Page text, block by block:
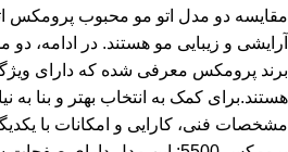
مقایسه دو مدل اتو مو محبوب پرومکس
آرایشی و زیبایی مو هستند. در ادامه،
برند پرومکس معرفی شده که دارای
هستند.برای کمک به انتخاب بهتر و بنا به
مشخصات فنی، کارایی و امکانات با